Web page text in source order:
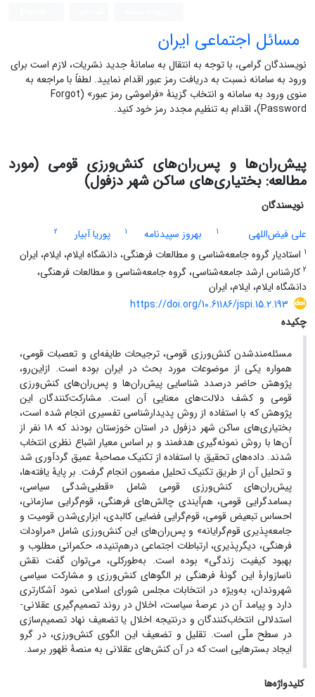
مسائل اجتماعی ایران
نویسندگان گرامی، با توجه به انتقال به سامانۀ جدید نشریات، لازم است برای
ورود به سامانه نسبت به دریافت رمز عبور اقدام نمایید. لطفاً با مراجعه به
منوی ورود به سامانه و انتخاب گزینۀ «فراموشی رمز عبور» (Forgot
Password)، اقدام به تنظیم مجدد رمز خود کنید.
پیش‌را‌ن‌ها و پس‌ران‌های کنش‌ورزی قومی (مورد
مطالعه: بختیاری‌های ساکن شهر دزفول)
نویسندگان
علی فیض‌اللهی
1 بهروز سپیدنامه 1 پوریا آبیار
2
1 استادیار گروه جامعه‌شناسی و مطالعات فرهنگی، دانشگاه ایلام، ایلام، ایران
2 کارشناس ارشد جامعه‌شناسی، گروه جامعه‌شناسی و مطالعات فرهنگی،
دانشگاه ایلام، ایلام، ایران
https://doi.org/10.61186/jspi.15.2.193
چکیده
مسئله‌مندشدن کنش‌ورزی قومی، ترجیحات طایفه‌ای و تعصبات قومی،
همواره یکی از موضوعات مورد بحث در ایران بوده است. ازاین‌رو،
پژوهش حاضر درصدد شناسایی پیش‌ران‌ها و پس‌ران‌های کنش‌ورزی
قومی و کشف دلالت‌های معنایی آن است. مشارکت‌کنندگان این
پژوهش که با استفاده از روش پدیدارشناسی تفسیری انجام شده است،
بختیاری‌های ساکن شهر دزفول در استان خوزستان بودند که ۱۸ نفر از
آن‌ها با روش نمونه‌گیری هدفمند و بر اساس معیار اشباع نظری انتخاب
شدند. داده‌های تحقیق با استفاده از تکنیک مصاحبۀ عمیق گردآوری شد
و تحلیل آن از طریق تکنیک تحلیل مضمون انجام گرفت. بر پایۀ یافته‌ها،
پیش‌ران‌های کنشورزی قومی شامل «قطبی‌شدگی سیاسی،
بسامدگرایی قومی، هم‌آیندی چالش‌های فرهنگی، قوم‌گرایی سازمانی،
احساس تبعیض قومی، قوم‌گرایی فضایی کالبدی، ابزاری‌شدن قومیت و
جامعه‌پذیری قوم‌گرایانه» و پس‌ران‌های این کنش‌ورزی شامل «مراودات
فرهنگی، دیگرپذیری، ارتباطات اجتماعی درهم‌تنیده، حکمرانی مطلوب و
بهبود کیفیت زندگی» بوده است. به‌طورکلی، می‌توان گفت نقش
ناسازوارۀ این گونۀ فرهنگی بر الگوهای کنش‌ورزی و مشارکت سیاسی
شهروندان، به‌ویژه در انتخابات مجلس شورای اسلامی نمود آشکارتری
دارد و پیامد آن در عرصۀ سیاست، اخلال در روند تصمیم‌گیری عقلانی-
استدلالی انتخاب‌کنندگان و درنتیجه اخلال یا تضعیف نهاد تصمیم‌سازی
در سطح ملّی است. تقلیل و تضعیف این الگوی کنش‌ورزی، در گرو
ایجاد بسترهایی است که در آن کنش‌های عقلانی به منصۀ ظهور برسد.
کلیدواژه‌ها